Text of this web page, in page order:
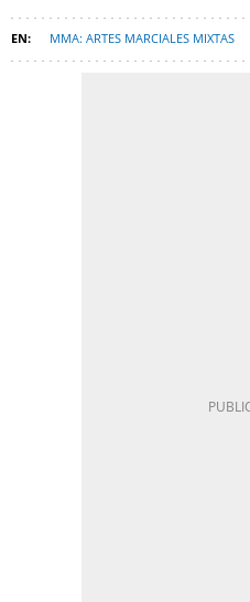
MMA: ARTES MARCIALES MIXTAS